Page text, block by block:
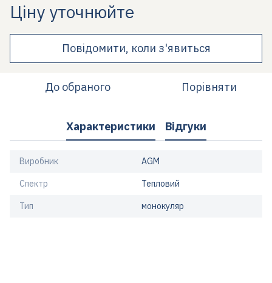
Ціну уточнюйте
Повідомити, коли з'явиться
До обраного Порівняти
Характеристики Відгуки
Виробник AGM
Спектр Тепловий
Тип монокуляр